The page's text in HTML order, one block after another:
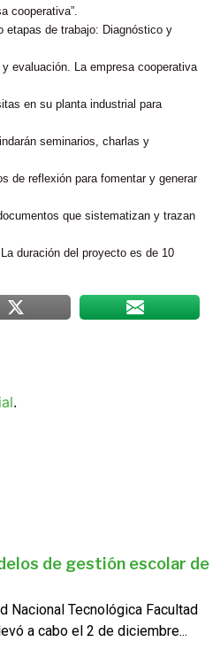
cooperativa”.
etapas de trabajo: Diagnóstico y
evaluación. La empresa cooperativa
en su planta industrial para
seminarios, charlas y
de reflexión para fomentar y generar
que sistematizan y trazan
duración del proyecto es de 10
.
de gestión escolar de
Nacional Tecnológica Facultad
a cabo el 2 de diciembre...